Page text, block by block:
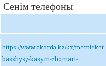
Сенім телефоны
https://www.akorda.kz/kz/memleket-
basshysy-kasym-zhomart-